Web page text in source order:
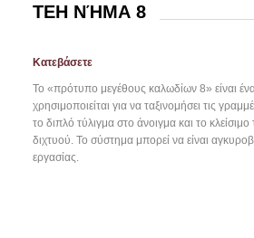
TEH ΝΉΜΑ 8
Κατεβάσετε
Το «πρότυπο μεγέθους καλωδίων 8» είναι
χρησιμοποιείται για να ταξινομήσει τις
το διπλό τύλιγμα στο άνοιγμα και το
διχτυού. Το σύστημα μπορεί να είναι
εργασίας.